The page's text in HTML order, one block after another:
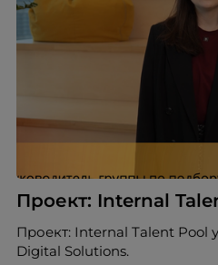
Проект: Internal
Проект: Internal Talent Pool
Digital Solutions.